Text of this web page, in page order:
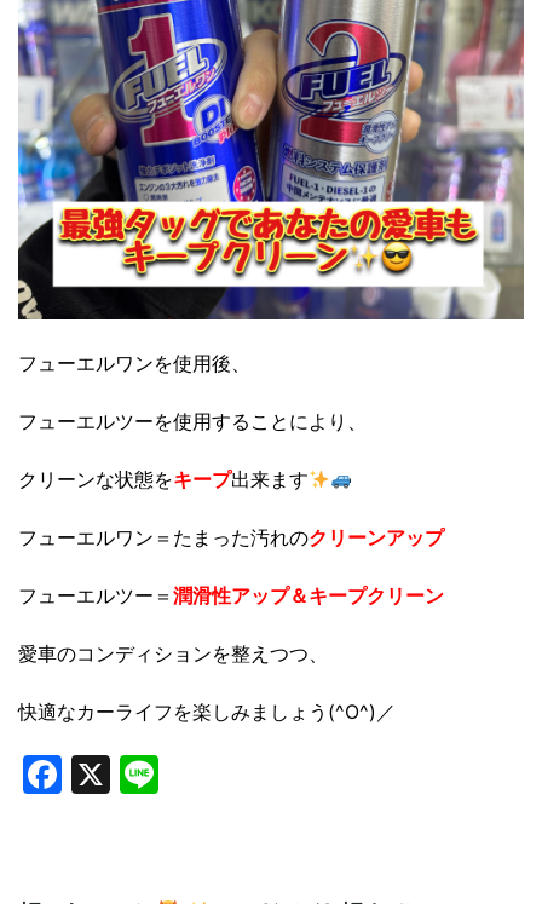
フューエルワンを使用後、
フューエルツーを使用することにより、
クリーンな状態をキープ出来ます
フューエルワン＝たまった汚れのクリーンアップ
フューエルツー＝ 潤滑性アップ＆キープクリーン
愛車のコンディションを整えつつ、
快適なカーライフを楽しみましょう(^O^)／
Facebook
X